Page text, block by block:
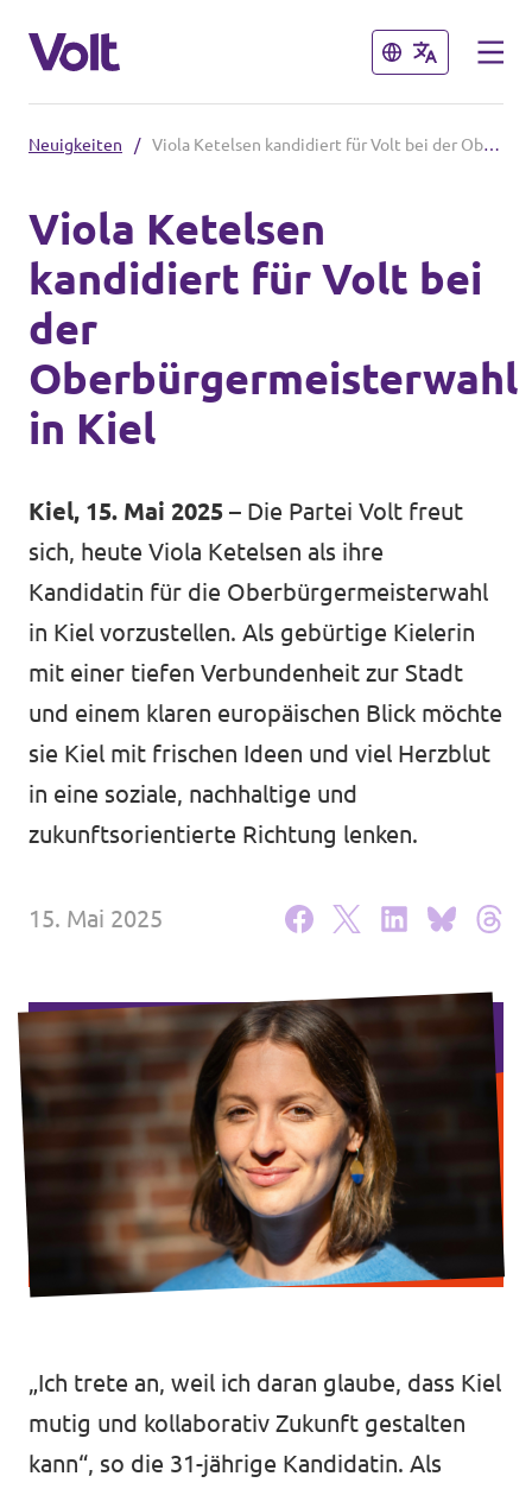
Schließen
Volt Schleswig Holstein Startseite
Lokale Teams
Volt in Deutschland
Website
Volt in deinem Bundesland
Volt Deutschland Merchandise Shop
Schließen
Programm
Über Volt
Menschen
Neuigkeiten
Unsere Events
Mache bei Volt mit!
Deine Spende für Volt
Jobs bei Volt Deutschland
Transparenz
Datenschutz
Impressum
Neuigkeiten / Viola Ketelsen kandidiert für Volt bei der Oberbürgermeisterwahl in Kiel
Viola Ketelsen
kandidiert für Volt bei
der
Oberbürgermeisterwahl
in Kiel
Kiel, 15. Mai 2025 – Die Partei Volt freut
sich, heute Viola Ketelsen als ihre
Kandidatin für die Oberbürgermeisterwahl
in Kiel vorzustellen. Als gebürtige Kielerin
mit einer tiefen Verbundenheit zur Stadt
und einem klaren europäischen Blick möchte
sie Kiel mit frischen Ideen und viel Herzblut
in eine soziale, nachhaltige und
zukunftsorientierte Richtung lenken.
15. Mai 2025
„Ich trete an, weil ich daran glaube, dass Kiel
mutig und kollaborativ Zukunft gestalten
kann“, so die 31-jährige Kandidatin. Als